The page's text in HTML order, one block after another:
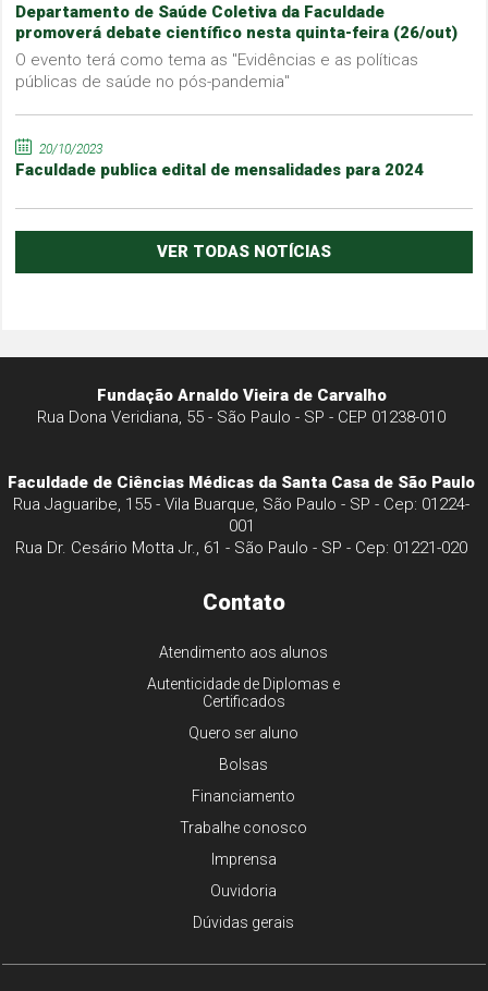
Departamento de Saúde Coletiva da Faculdade
promoverá debate científico nesta quinta-feira (26/out)
O evento terá como tema as "Evidências e as políticas
públicas de saúde no pós-pandemia"
20/10/2023
Faculdade publica edital de mensalidades para 2024
VER TODAS NOTÍCIAS
Fundação Arnaldo Vieira de Carvalho
Rua Dona Veridiana, 55 - São Paulo - SP - CEP 01238-010
Faculdade de Ciências Médicas da Santa Casa de São Paulo
Rua Jaguaribe, 155 - Vila Buarque, São Paulo - SP - Cep: 01224-
001
Rua Dr. Cesário Motta Jr., 61 - São Paulo - SP - Cep: 01221-020
Contato
Atendimento aos alunos
Autenticidade de Diplomas e
Certificados
Quero ser aluno
Bolsas
Financiamento
Trabalhe conosco
Imprensa
Ouvidoria
Dúvidas gerais